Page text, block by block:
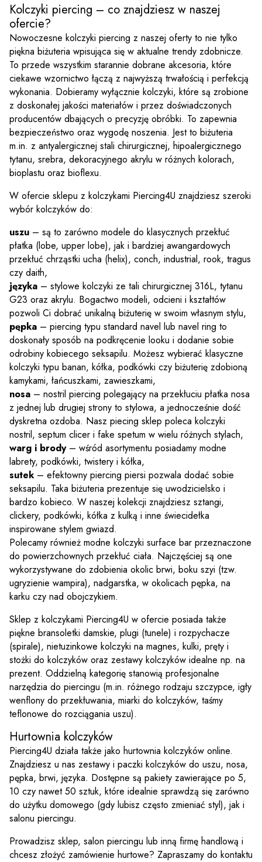
Kolczyki piercing – co znajdziesz w naszej
ofercie?
Nowoczesne kolczyki piercing z naszej oferty to nie tylko
piękna biżuteria wpisująca się w aktualne trendy zdobnicze.
To przede wszystkim starannie dobrane akcesoria, które
ciekawe wzornictwo łączą z najwyższą trwałością i perfekcją
wykonania. Dobieramy wyłącznie kolczyki, które są zrobione
z doskonałej jakości materiałów i przez doświadczonych
producentów dbających o precyzję obróbki. To zapewnia
bezpieczeństwo oraz wygodę noszenia. Jest to biżuteria
m.in. z antyalergicznej stali chirurgicznej, hipoalergicznego
tytanu, srebra, dekoracyjnego akrylu w różnych kolorach,
bioplastu oraz bioflexu.
W ofercie sklepu z kolczykami Piercing4U znajdziesz szeroki
wybór kolczyków do:
uszu – są to zarówno modele do klasycznych przekłuć
płatka (lobe, upper lobe), jak i bardziej awangardowych
przekłuć chrząstki ucha (helix), conch, industrial, rook, tragus
czy daith,
języka – stylowe kolczyki ze tali chirurgicznej 316L, tytanu
G23 oraz akrylu. Bogactwo modeli, odcieni i kształtów
pozwoli Ci dobrać unikalną biżuterię w swoim własnym stylu,
pępka – piercing typu standard navel lub navel ring to
doskonały sposób na podkręcenie looku i dodanie sobie
odrobiny kobiecego seksapilu. Możesz wybierać klasyczne
kolczyki typu banan, kółka, podkówki czy biżuterię zdobioną
kamykami, łańcuszkami, zawieszkami,
nosa – nostril piercing polegający na przekłuciu płatka nosa
z jednej lub drugiej strony to stylowa, a jednocześnie dość
dyskretna ozdoba. Nasz piecing sklep poleca kolczyki
nostril, septum clicer i fake spetum w wielu różnych stylach,
warg i brody– wśród asortymentu posiadamy modne
labrety, podkówki, twistery i kółka,
sutek– efektowny piercing piersi pozwala dodać sobie
seksapilu. Taka biżuteria prezentuje się uwodzicielsko i
bardzo kobieco. W naszej kolekcji znajdziesz sztangi,
clickery, podkówki, kółka z kulką i inne świecidełka
inspirowane stylem gwiazd.
Polecamy również modne kolczyki surface bar przeznaczone
do powierzchownych przekłuć ciała. Najczęściej są one
wykorzystywane do zdobienia okolic brwi, boku szyi (tzw.
ugryzienie wampira), nadgarstka, w okolicach pępka, na
karku czy nad obojczykiem.
Sklep z kolczykami Piercing4U w ofercie posiada także
piękne bransoletki damskie, plugi (tunele) i rozpychacze
(spirale), nietuzinkowe kolczyki na magnes, kulki, pręty i
stożki do kolczyków oraz zestawy kolczyków idealne np. na
prezent. Oddzielną kategorię stanowią profesjonalne
narzędzia do piercingu (m.in. różnego rodzaju szczypce, igły
wenflony do przekłuwania, miarki do kolczyków, taśmy
teflonowe do rozciągania uszu).
Hurtownia kolczyków
Piercing4U działa także jako hurtownia kolczyków online.
Znajdziesz u nas zestawy i paczki kolczyków do uszu, nosa,
pępka, brwi, języka. Dostępne są pakiety zawierające po 5,
10 czy nawet 50 sztuk, które idealnie sprawdzą się zarówno
do użytku domowego (gdy lubisz często zmieniać styl), jak i
salonu piercingu.
Prowadzisz sklep, salon piercingu lub inną firmę handlową i
chcesz złożyć zamówienie hurtowe? Zapraszamy do kontaktu